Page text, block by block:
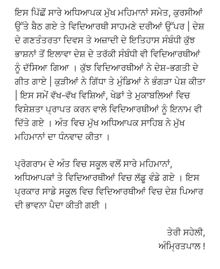
ਇਸ ਪਿੱਛੋਂ ਸਾਰੇ ਅਧਿਆਪਕ ਮੁੱਖ ਮਹਿਮਾਨਾਂ ਸਮੇਤ, ਕੁਰਸੀਆਂ
ਉੱਤੇ ਬੈਠ ਗਏ ਤੇ ਵਿਦਿਆਰਥੀ ਸਾਹਮਣੇ ਦਰੀਆਂ ਉੱਪਰ | ਦੇਸ਼
ਦੇ ਗਣਤੰਤਰਤਾ ਦਿਵਸ ਤੇ ਅਜ਼ਾਦੀ ਦੇ ਇਤਿਹਾਸ ਸੰਬੰਧੀ ਕੁੱਝ
ਭਾਸ਼ਨਾਂ ਤੋਂ ਇਲਾਵਾ ਦੇਸ਼ ਦੇ ਤਰੱਕੀ ਸੰਬੰਧੀ ਵੀ ਵਿਦਿਆਰਥੀਆਂ
ਨੂੰ ਦੱਸਿਆ ਗਿਆ । ਕੁੱਝ ਵਿਦਿਆਰਥੀਆਂ ਨੇ ਦੇਸ਼-ਭਗਤੀ ਦੇ
ਗੀਤ ਗਾਏ | ਕੁੜੀਆਂ ਨੇ ਗਿੱਧਾ ਤੇ ਮੁੰਡਿਆਂ ਨੇ ਭੰਗੜਾ ਪੇਸ਼ ਕੀਤਾ
| ਇਸ ਸਮੇਂ ਵੱਖ-ਵੱਖ ਵਿਸ਼ਿਆਂ, ਖੇਡਾਂ ਤੇ ਮੁਕਾਬਲਿਆਂ ਵਿਚ
ਵਿਸ਼ੇਸ਼ਤਾ ਪ੍ਰਾਪਤ ਕਰਨ ਵਾਲੇ ਵਿਦਿਆਰਥੀਆਂ ਨੂੰ ਇਨਾਮ ਵੀ
ਦਿੱਤੇ ਗਏ । ਅੰਤ ਵਿਚ ਮੁੱਖ ਅਧਿਆਪਕ ਸਾਹਿਬ ਨੇ ਮੁੱਖ
ਮਹਿਮਾਨਾਂ ਦਾ ਧੰਨਵਾਦ ਕੀਤਾ ।
ਪ੍ਰੋਗਰਾਮ ਦੇ ਅੰਤ ਵਿਚ ਸਕੂਲ ਵਲੋਂ ਸਾਰੇ ਮਹਿਮਾਨਾਂ,
ਅਧਿਆਪਕਾਂ ਤੇ ਵਿਦਿਆਰਥੀਆਂ ਵਿਚ ਲੱਡੂ ਵੰਡੇ ਗਏ । ਇਸ
ਪ੍ਰਕਾਰ ਸਾਡੇ ਸਕੂਲ ਵਿਚ ਵਿਦਿਆਰਥੀਆਂ ਵਿਚ ਦੇਸ਼ ਪਿਆਰ
ਦੀ ਭਾਵਨਾ ਪੈਦਾ ਕੀਤੀ ਗਈ ।
ਤੇਰੀ ਸਹੇਲੀ,
ਅੰਮ੍ਰਿਤਪਾਲ !